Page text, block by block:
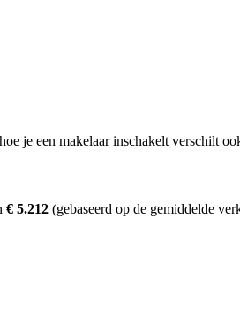
je een makelaar inschakelt verschilt
€ 5.212 (gebaseerd op de gemiddelde